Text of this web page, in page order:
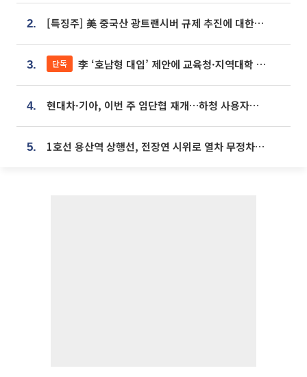
2. [특징주] 美 중국산 광트랜시버 규제 추진에 대한광통신 등 광통신株 강세
3. 단독 李 ‘호남형 대입’ 제안에 교육청·지역대학 서·논술형 입시 연계 '착수'
4. 현대차·기아, 이번 주 임단협 재개…하청 사용자성 재심도 ‘변수’
5. 1호선 용산역 상행선, 전장연 시위로 열차 무정차 운행